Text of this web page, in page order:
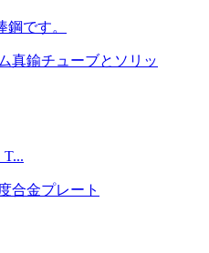
です。